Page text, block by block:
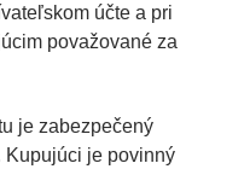
účte a pri
považované za
je zabezpečený
Kupujúci je povinný